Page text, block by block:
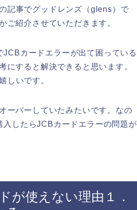
記事でグッドレンズ（glens）で
ご紹介させていただきます。
カードエラーが出て困っている
すると解決できると思います。
しいです。
ーバーしていたみたいです。なの
したらJCBカードエラーの問題が
が使えない理由１．